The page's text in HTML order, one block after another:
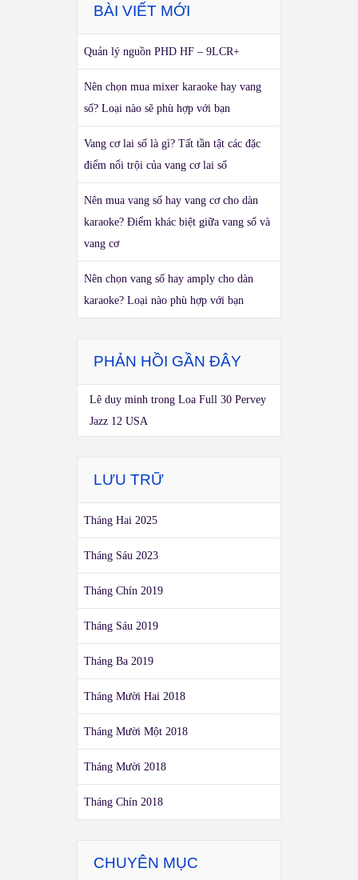
BÀI VIẾT MỚI
Quản lý nguồn PHD HF – 9LCR+
Nên chọn mua mixer karaoke hay vang
số? Loại nào sẽ phù hợp với bạn
Vang cơ lai số là gì? Tất tần tật các đặc
điểm nổi trội của vang cơ lai số
Nên mua vang số hay vang cơ cho dàn
karaoke? Điểm khác biệt giữa vang số và
vang cơ
Nên chọn vang số hay amply cho dàn
karaoke? Loại nào phù hợp với bạn
PHẢN HỒI GẦN ĐÂY
Lê duy minh trong Loa Full 30 Pervey
Jazz 12 USA
LƯU TRỮ
Tháng Hai 2025
Tháng Sáu 2023
Tháng Chín 2019
Tháng Sáu 2019
Tháng Ba 2019
Tháng Mười Hai 2018
Tháng Mười Một 2018
Tháng Mười 2018
Tháng Chín 2018
CHUYÊN MỤC